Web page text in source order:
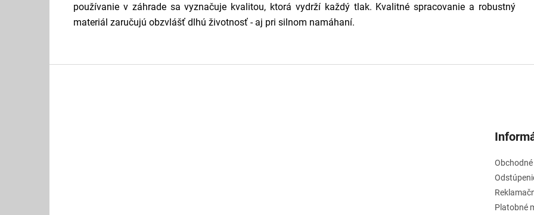
používanie v záhrade sa vyznačuje kvalitou, ktorá vydrží každý tlak. Kvalitné spracovanie a robustný
materiál zaručujú obzvlášť dlhú životnosť - aj pri silnom namáhaní.
Platobné